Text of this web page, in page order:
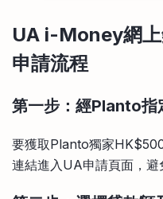
UA i-Money網
申請流程
第一步：經Planto指
要獲取Planto獨家
連結進入UA申請頁面，避